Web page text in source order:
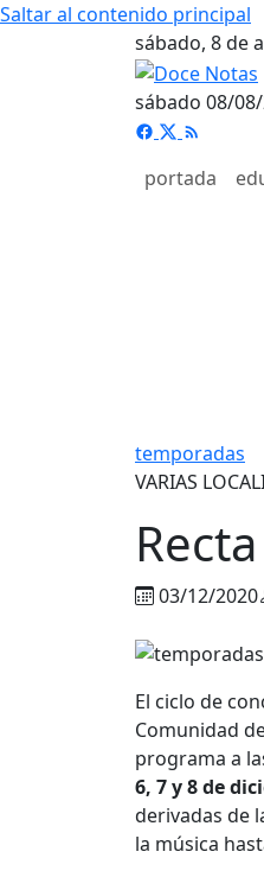
Saltar al contenido principal
sábado, 8 de
sábado 08/
portada
temporadas
VARIAS
03/12/2020
El ciclo de
Comunidad
programa a
6, 7 y 8 de
derivadas de
la música